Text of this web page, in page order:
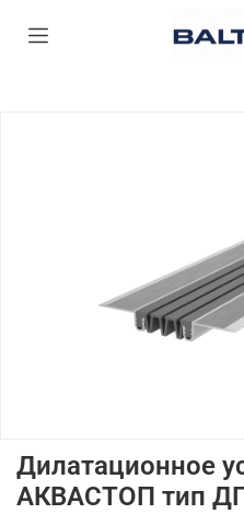
Дилатационное
АКВАСТОП тип